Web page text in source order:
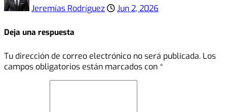
Jeremías Rodríguez Jun 2, 2026
Deja una respuesta
Tu dirección de correo electrónico no será publicada. Los
campos obligatorios están marcados con *